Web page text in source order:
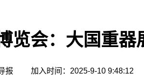
览会：大国重器
导报 加入时间：2025-9-10